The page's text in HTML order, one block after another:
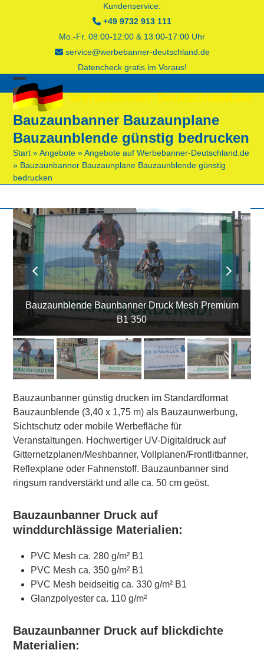
Kundenservice:
+49 9732 913 111
Mo.-Fr. 08:00-12:00 & 13:00-17:00 Uhr
service@werbebanner-deutschland.de
Datencheck gratis im Voraus!
Open
mobile
menu
Close
mobile
menu
Bauzaunbanner Bauzaunplane
Bauzaunblende günstig bedrucken
Start »Angebote »Angebote auf Werbebanner-Deutschland.de
» Bauzaunbanner Bauzaunplane Bauzaunblende günstig
bedrucken
Bauzaunblende Baunbanner Druck Mesh Premium
B1 350
previous
slide
next
slide
Bauzaunbanner günstig drucken im Standardformat
Bauzaunblende (3,40 x 1,75 m) als Bauzaunwerbung,
Sichtschutz oder mobile Werbefläche für
Veranstaltungen. Hochwertiger UV-Digitaldruck auf
Gitternetzplanen/Meshbanner, Vollplanen/Frontlitbanner,
Reflexplane oder Fahnenstoff. Bauzaunbanner sind
ringsum randverstärkt und alle ca. 50 cm geöst.
Bauzaunbanner Druck auf
winddurchlässige Materialien:
PVC Mesh ca. 280 g/m² B1
PVC Mesh ca. 350 g/m² B1
PVC Mesh beidseitig ca. 330 g/m² B1
Glanzpolyester ca. 110 g/m²
Bauzaunbanner Druck auf blickdichte
Materialien: